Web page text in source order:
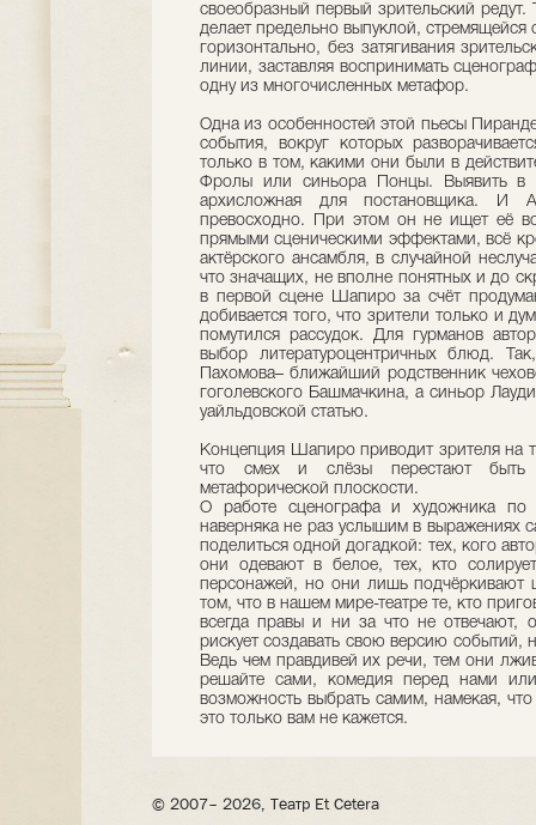
своеобразный первый зрительский
делает предельно выпуклой, стремящейся
горизонтально, без затягивания
линии, заставляя воспринимать
одну из многочисленных метафор.
Одна из особенностей этой пьесы
события, вокруг которых
только в том, какими они были в
Фролы или синьора Понцы. Выявить в
архисложная для постановщика. И
превосходно. При этом он не ищет её
прямыми сценическими эффектами, всё
актёрского ансамбля, в случайной
что значащих, не вполне понятных и до
в первой сцене Шапиро за счёт
добивается того, что зрители только и
помутился рассудок. Для гурманов
выбор литературоцентричных блюд.
Пахомова– ближайший родственник
гоголевского Башмачкина, а синьор
уайльдовской статью.
Концепция Шапиро приводит зрителя на
что смех и слёзы перестают быть
метафорической плоскости.
О работе сценографа и художника
наверняка не раз услышим в выражениях
поделиться одной догадкой: тех, кого
они одевают в белое, тех, кто
персонажей, но они лишь подчёркивают
том, что в нашем мире-театре те, кто
всегда правы и ни за что не отвечают,
рискует создавать свою версию событий,
Ведь чем правдивей их речи, тем они
решайте сами, комедия перед нами
возможность выбрать самим, намекая,
это только вам не кажется.
© 2007– 2026, Театр Et Cetera